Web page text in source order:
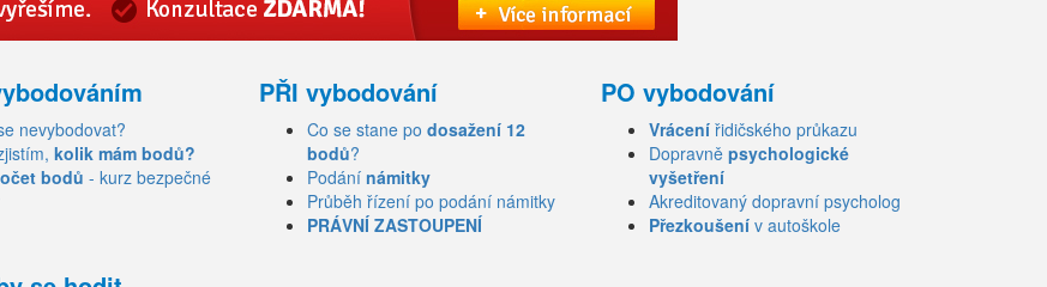
nevybodovat?
kolik mám bodů?
bodů - kurz bezpečné
PŘI vybodování
Co se stane po dosažení 12
bodů?
Podání námitky
Průběh řízení po podání námitky
PRÁVNÍ ZASTOUPENÍ
PO vybodování
Vrácení řidičského průkazu
Dopravně psychologické
vyšetření
Akreditovaný dopravní psycholog
Přezkoušení v autoškole